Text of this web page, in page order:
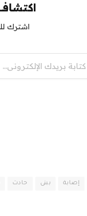
اشترك
إصابة ببنى حادث